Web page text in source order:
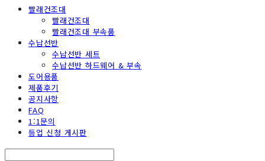
빨래건조대
빨래건조대
빨래건조대 부속품
수납선반
수납선반 세트
수납선반 하드웨어 & 부속
도어용품
제품후기
공지사항
FAQ
1:1문의
등업 신청 게시판